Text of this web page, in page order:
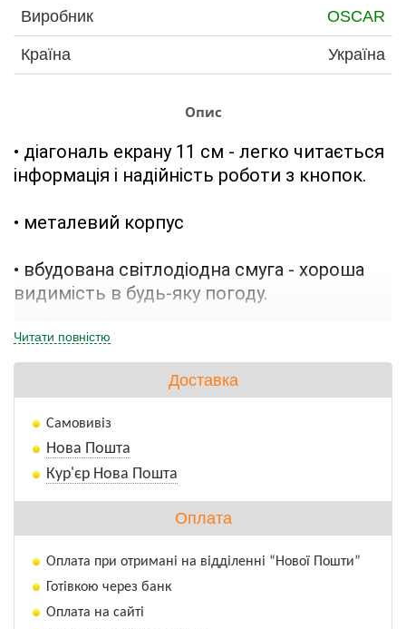
Виробник OSCAR
Країна Україна
Опис
• діагональ екрану 11 см - легко читається
інформація і надійність роботи з кнопок.
• металевий корпус
• вбудована світлодіодна смуга - хороша
видимість в будь-яку погоду.
• наявність USB роз'єму - зручність і
надійність передачі даних в офіс для
• можливість вимірювання обробленої і
загальної площі поля, відзначати межі
поля і перешкод - отже, економія на
додаткових послугах сторонніх компаній.
• наявність інформації щодо поточного
поля, станом GPS, відстань до ряду,
Читати повністю
Доставка
Самовивіз
Нова Пошта
Кур'єр Нова Пошта
Оплата
Оплата при отримані на відділенні “Нової Пошти”
Готівкою через банк
Оплата на сайті